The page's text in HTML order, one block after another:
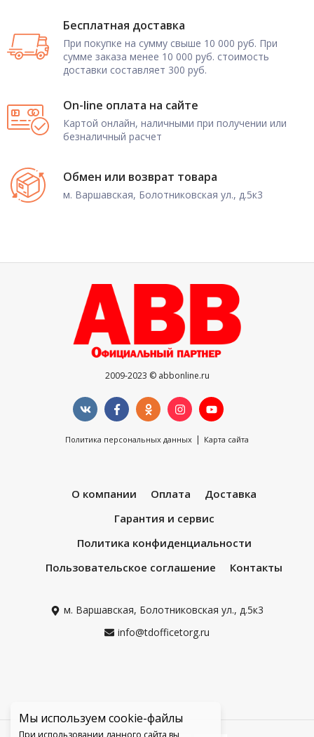
Мы используем cookie-файлы
При использовании данного сайта вы
Бесплатная доставка
При покупке на сумму свыше 10 000 руб. При
сумме заказа менее 10 000 руб. стоимость
доставки составляет 300 руб.
On-line оплата на сайте
Картой онлайн, наличными при получении или
безналичный расчет
Обмен или возврат товара
м. Варшавская, Болотниковская ул., д.5к3
2009-2023 © abbonline.ru
Политика персональных данных | Карта сайта
О компании Оплата
Доставка
Гарантия и сервис
Политика конфиденциальности
Пользовательское соглашение
Контакты
м. Варшавская, Болотниковская ул., д.5к3
info@tdofficetorg.ru